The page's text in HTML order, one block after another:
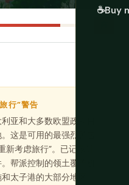
☕Buy
行”警告
亚和大多数欧盟政府目
这是可用的最强烈警告
考虑旅行”。已记录针
帮派控制的领土覆盖机
太子港的大部分地区。